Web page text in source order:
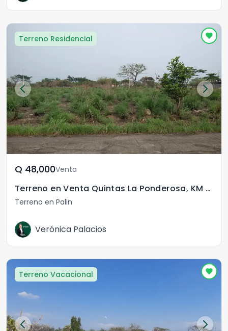
Terreno Residencial
Q	48,000Venta
Terreno en Venta Quintas La Ponderosa, KM 77
Terreno en Palin
Verónica Palacios
Terreno Vacacional